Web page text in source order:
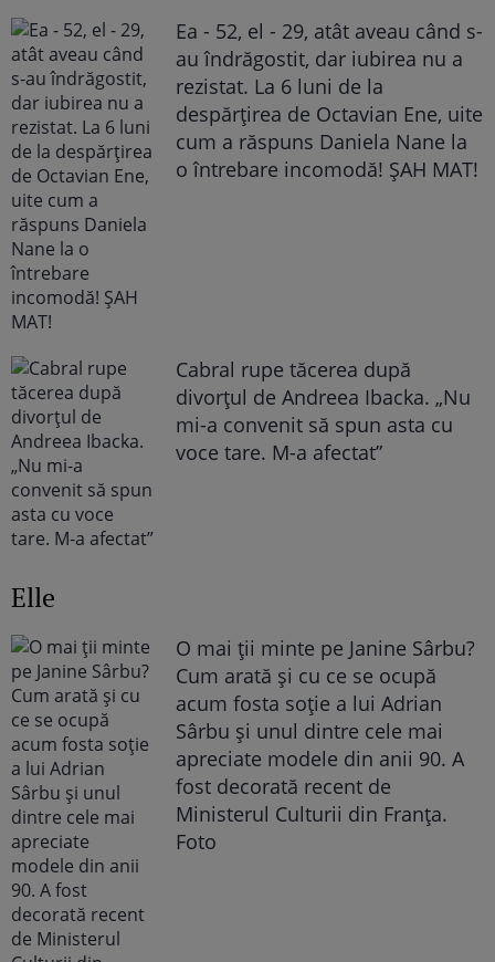
Ea - 52, el - 29, atât aveau când s-
au îndrăgostit, dar iubirea nu a
rezistat. La 6 luni de la
despărțirea de Octavian Ene, uite
cum a răspuns Daniela Nane la
o întrebare incomodă! ȘAH MAT!
Cabral rupe tăcerea după
divorțul de Andreea Ibacka. „Nu
mi-a convenit să spun asta cu
voce tare. M-a afectat”
Elle
O mai ții minte pe Janine Sârbu?
Cum arată și cu ce se ocupă
acum fosta soție a lui Adrian
Sârbu și unul dintre cele mai
apreciate modele din anii 90. A
fost decorată recent de
Ministerul Culturii din Franța.
Foto